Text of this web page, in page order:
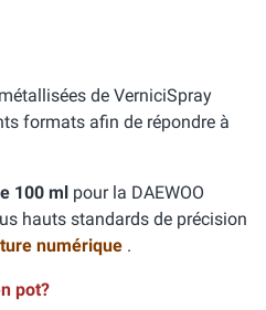
de VerniciSpray
formats afin de répondre à
100 ml pour la DAEWOO
hauts standards de précision
numérique .
pot?